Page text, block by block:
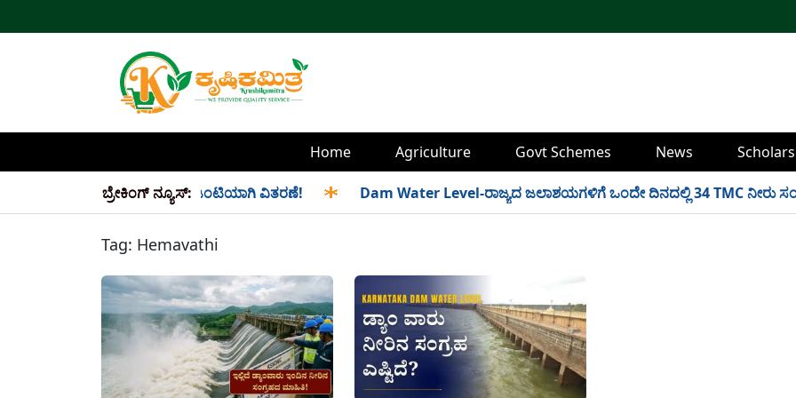
Home Agriculture Govt Schemes News
ಬ್ರೇಕಿಂಗ್ ನ್ಯೂಸ್:
ಸೆಪ್ಟೆಂಬರ್ ತಿಂಗಳ ಪಡಿತರ ಜಂಟಿಯಾಗಿ ವಿತರಣೆ! Dam Water Level-ರಾಜ್ಯದ ಜಲಾಶಯಗಳಿಗೆ ಒಂದೇ ದಿನದಲ್ಲಿ 34 TMC ನೀರು
Tag: Hemavathi